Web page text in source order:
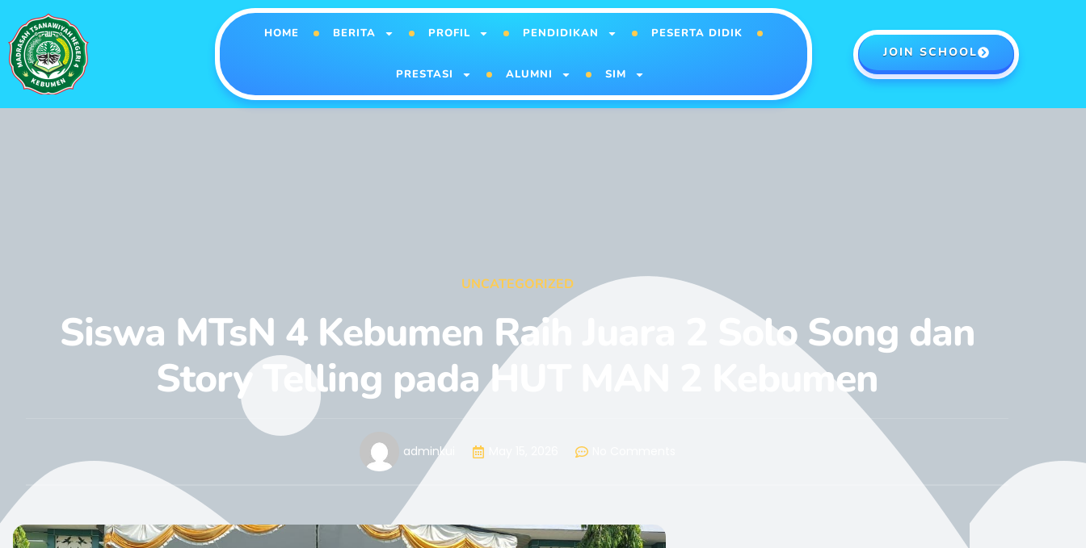
HOME BERITA PROFIL PENDIDIKAN PESERTA DIDIK
PRESTASI ALUMNI SIM
JOIN SCHOOL
UNCATEGORIZED
Siswa MTsN 4 Kebumen Raih Juara 2 Solo Song dan
Story Telling pada HUT MAN 2 Kebumen
adminkui